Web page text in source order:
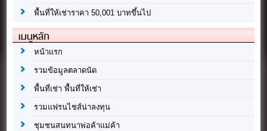
พื้นที่ให้เช่าราคา 50,001 บาทขึ้นไป
เมนูหลัก
หน้าแรก
รวมข้อมูลตลาดนัด
พื้นที่เช่า พื้นที่ให้เช่า
รวมแฟรนไชส์น่าลงทุน
ชุมชนสนทนาพ่อค้าแม่ค้า